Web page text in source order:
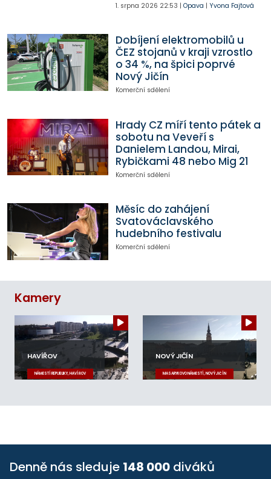
1. srpna 2026 22:53 | Opava | Yvona Fajtová
Dobíjení elektromobilů u
ČEZ stojanů v kraji vzrostlo
o 34 %, na špici poprvé
Nový Jičín
Komerční sdělení
Hrady CZ míří tento pátek a
sobotu na Veveří s
Danielem Landou, Mirai,
Rybičkami 48 nebo Mig 21
Komerční sdělení
Měsíc do zahájení
Svatováclavského
hudebního festivalu
Komerční sdělení
Kamery
HAVÍŘOV
NÁMĚSTÍ REPUBLIKY, HAVÍŘOV
NOVÝ JIČÍN
MASARYKOVO NÁMĚSTÍ, NOVÝ JIČÍN
Denně nás sleduje 148 000 diváků